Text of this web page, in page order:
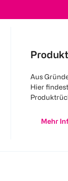
Aus
Hier
Mehr